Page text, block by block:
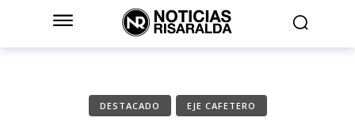
DESTACADO EJE CAFETERO